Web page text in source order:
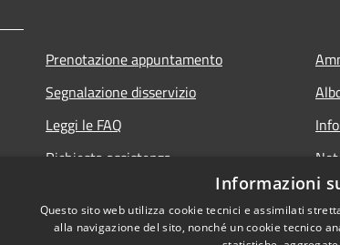
Prenotazione appuntamento
Segnalazione disservizio
Leggi le FAQ
Richiesta assistenza
Informazioni
Questo sito web utilizza cookie tecnici e assimilati
alla navigazione del sito, nonché un cookie tecnico